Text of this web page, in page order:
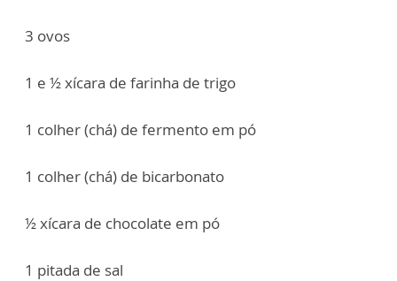
3 ovos
1 e ½ xícara de farinha de trigo
1 colher (chá) de fermento em pó
1 colher (chá) de bicarbonato
½ xícara de chocolate em pó
1 pitada de sal